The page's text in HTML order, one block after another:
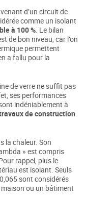
d’un circuit de
comme un isolant
à 100 %. Le bilan
de bon niveau, car l’on
permettent
a fallu pour la
de verre ne suffit pas
ses performances
indéniablement à
de construction
la chaleur. Son
» est compris
rappel, plus le
est isolant. Seuls
sont considérés
ou un bâtiment